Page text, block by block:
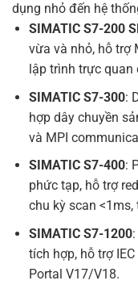
dụng nhỏ đến hệ
SIMATIC S7-200
vừa và nhỏ, hỗ trợ
lập trình trực quan
SIMATIC S7-300:
hợp dây chuyền
và MPI
SIMATIC S7-400:
phức tạp, hỗ trợ
chu kỳ scan <1ms,
SIMATIC S7-1200
tích hợp, hỗ trợ
Portal V17/V18.